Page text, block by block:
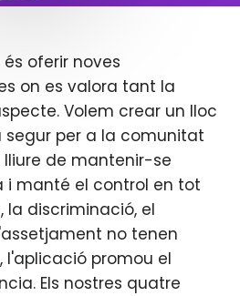
oferir noves
on es valora tant la
Volem crear un lloc
per a la comunitat
lliure de mantenir-se
i manté el control en tot
la discriminació, el
no tenen
l'aplicació promou el
Els nostres quatre